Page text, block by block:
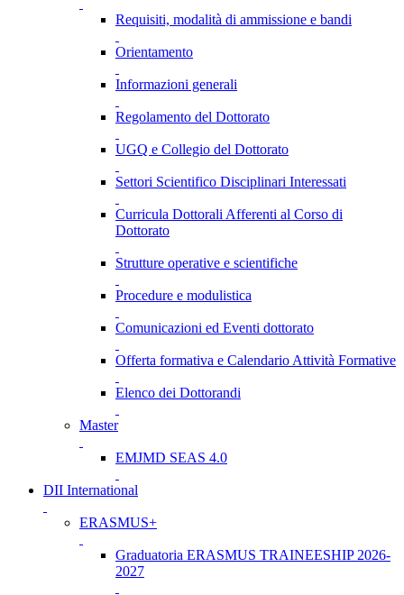
Requisiti, modalità di ammissione e bandi
Orientamento
Informazioni generali
Regolamento del Dottorato
UGQ e Collegio del Dottorato
Settori Scientifico Disciplinari Interessati
Curricula Dottorali Afferenti al Corso di
Dottorato
Strutture operative e scientifiche
Procedure e modulistica
Comunicazioni ed Eventi dottorato
Offerta formativa e Calendario Attività Formative
Elenco dei Dottorandi
Master
EMJMD SEAS 4.0
DII International
ERASMUS+
Graduatoria ERASMUS TRAINEESHIP 2026-
2027